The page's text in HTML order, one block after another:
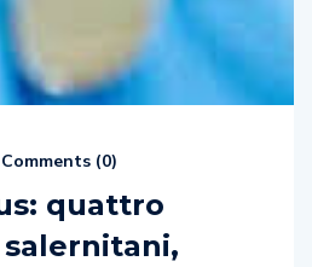
Comments (0)
quattro